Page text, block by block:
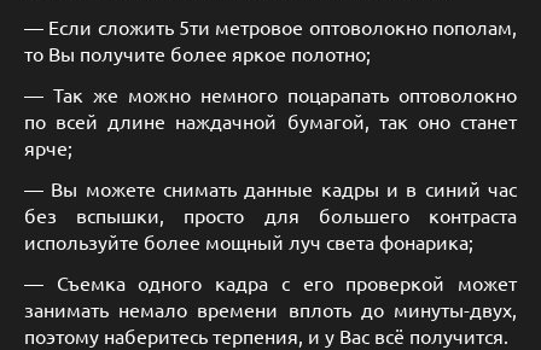
— Если сложить 5ти метровое оптоволокно пополам,
то Вы получите более яркое полотно;
— Так же можно немного поцарапать оптоволокно
по всей длине наждачной бумагой, так оно станет
ярче;
— Вы можете снимать данные кадры и в синий час
без вспышки, просто для большего контраста
используйте более мощный луч света фонарика;
— Съемка одного кадра с его проверкой может
занимать немало времени вплоть до минуты-двух,
поэтому наберитесь терпения, и у Вас всё получится.